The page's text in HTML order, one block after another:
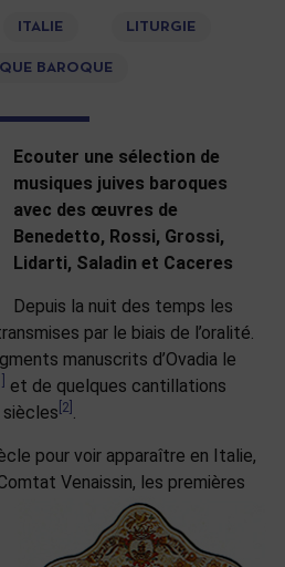
ITALIE LITURGIE
BAROQUE
Ecouter une sélection de
musiques juives baroques
avec des œuvres de
Benedetto, Rossi, Grossi,
Lidarti, Saladin et Caceres
Depuis la nuit des temps les
par le biais de l’oralité.
manuscrits d’Ovadia le
et de quelques cantillations
[2] .
pour voir apparaître en Italie,
Venaissin, les premières